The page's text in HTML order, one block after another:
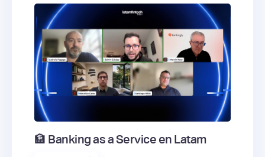
🏦 Banking as a Service en Latam